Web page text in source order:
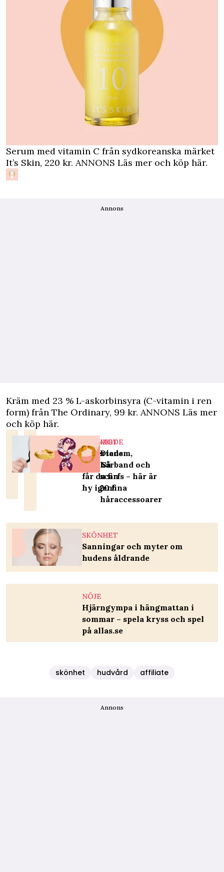
Serum med vitamin C från sydkoreanska märket
It’s Skin, 220 kr. ANNONS Läs mer och köp här.
Annons
Kräm med 23 % L-askorbinsyra (C-vitamin i ren
form) från The Ordinary, 99 kr. ANNONS Läs mer
och köp här.
SKÖNHET
Expertens
tips: Så
får du fin
hy igen!
MODE
Diadem,
hårband och
scarfs – här är
20 fina
håraccessoarer
SKÖNHET
Sanningar och myter om
hudens åldrande
NÖJE
Hjärngympa i hängmattan i
sommar – spela kryss och spel
på allas.se
skönhet hudvård affiliate
Annons